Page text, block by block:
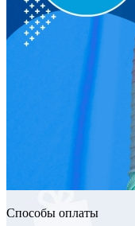
Способы оплаты